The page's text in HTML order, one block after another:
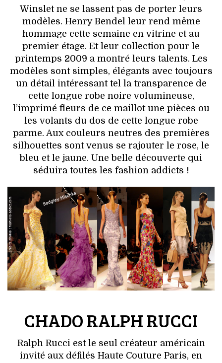
Winslet ne se lassent pas de porter leurs
modèles. Henry Bendel leur rend même
hommage cette semaine en vitrine et au
premier étage. Et leur collection pour le
printemps 2009 a montré leurs talents. Les
modèles sont simples, élégants avec toujours
un détail intéressant tel la transparence de
cette longue robe noire volumineuse,
l’imprimé fleurs de ce maillot une pièces ou
les volants du dos de cette longue robe
parme. Aux couleurs neutres des premières
silhouettes sont venus se rajouter le rose, le
bleu et le jaune. Une belle découverte qui
séduira toutes les fashion addicts !
CHADO RALPH RUCCI
Ralph Rucci est le seul créateur américain
invité aux défilés Haute Couture Paris, en